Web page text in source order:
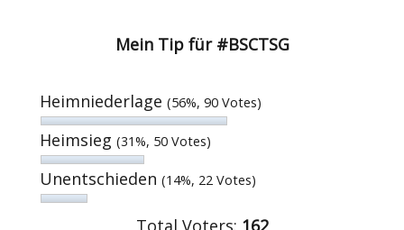
Mein Tip für #BSCTSG
Heimniederlage(56%, 90 Votes)
Heimsieg(31%, 50 Votes)
Unentschieden(14%, 22 Votes)
Total Voters: 162